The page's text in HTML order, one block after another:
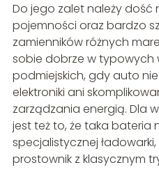
Do jego zalet należy dość
pojemności oraz bardzo
zamienników różnych
sobie dobrze w typowych
podmiejskich, gdy auto
elektroniki ani
zarządzania energią. Dla
jest też to, że taka bateria
specjalistycznej
prostownik z klasycznym